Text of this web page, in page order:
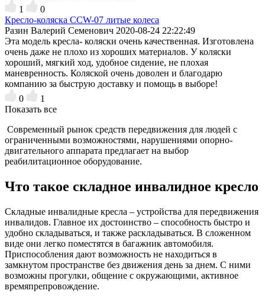
1
0
Кресло-коляска CCW-07 литые колеса
Разин Валерий Семенович 2020-08-24 22:22:49
Эта модель кресла- коляски очень качественная. Изготовлена
очень даже не плохо из хороших материалов. У коляски
хороший, мягкий ход, удобное сидение, не плохая
маневренность. Коляской очень доволен и благодарю
компанию за быструю доставку и помощь в выборе!
0
1
Показать все
Современный рынок средств передвижения для людей с
ограниченными возможностями, нарушениями опорно-
двигательного аппарата предлагает на выбор
реабилитационное оборудование.
Что такое складное инвалидное кресло
Складные инвалидные кресла – устройства для передвижения
инвалидов. Главное их достоинство – способность быстро и
удобно складываться, и также раскладываться. В сложенном
виде они легко поместятся в багажник автомобиля.
Приспособления дают возможность не находиться в
замкнутом пространстве без движения день за днем. С ними
возможны прогулки, общение с окружающими, активное
времяпрепровождение.